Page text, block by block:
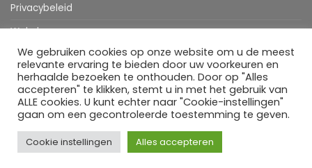
Privacybeleid
Webshop
Winkelwagen
Stripe MasterCardIDeal BancontactKlarna
Apple
Pay
HOME WEBSHOP MIJN ACCOUNT BESTELINFORMATIE
CONTACT
Copyright 2026 ©Flatsome Theme
We gebruiken cookies op onze website om u de meest
relevante ervaring te bieden door uw voorkeuren en
herhaalde bezoeken te onthouden. Door op "Alles
accepteren" te klikken, stemt u in met het gebruik van
ALLE cookies. U kunt echter naar "Cookie-instellingen"
gaan om een gecontroleerde toestemming te geven.
Cookie instellingen Alles accepteren